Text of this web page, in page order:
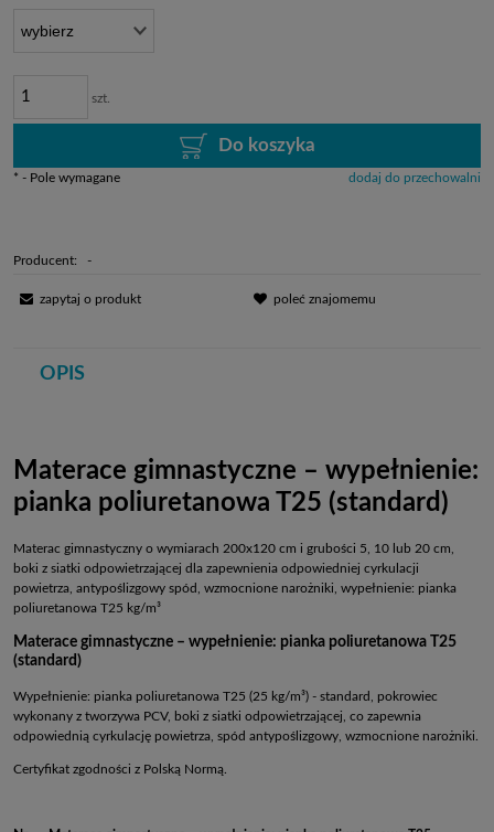
szt.
Do koszyka
dodaj do przechowalni
* - Pole wymagane
Producent: -
zapytaj o produkt poleć znajomemu
OPIS
Materace gimnastyczne – wypełnienie:
pianka poliuretanowa T25 (standard)
Materac gimnastyczny o wymiarach 200x120 cm i grubości 5, 10 lub 20 cm,
boki z siatki odpowietrzającej dla zapewnienia odpowiedniej cyrkulacji
powietrza, antypoślizgowy spód, wzmocnione narożniki, wypełnienie: pianka
poliuretanowa T25 kg/m³
Materace gimnastyczne – wypełnienie: pianka poliuretanowa T25
(standard)
Wypełnienie: pianka poliuretanowa T25 (25 kg/m³) - standard, pokrowiec
wykonany z tworzywa PCV, boki z siatki odpowietrzającej, co zapewnia
odpowiednią cyrkulację powietrza, spód antypoślizgowy, wzmocnione narożniki.
Certyfikat zgodności z Polską Normą.